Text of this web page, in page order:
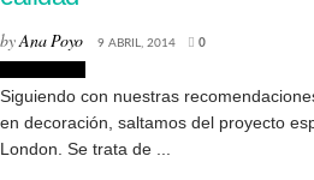
byAna Poyo 9 ABRIL, 2014 0
Siguiendo con nuestras
en decoración, saltamos del proyecto
London. Se trata de ...